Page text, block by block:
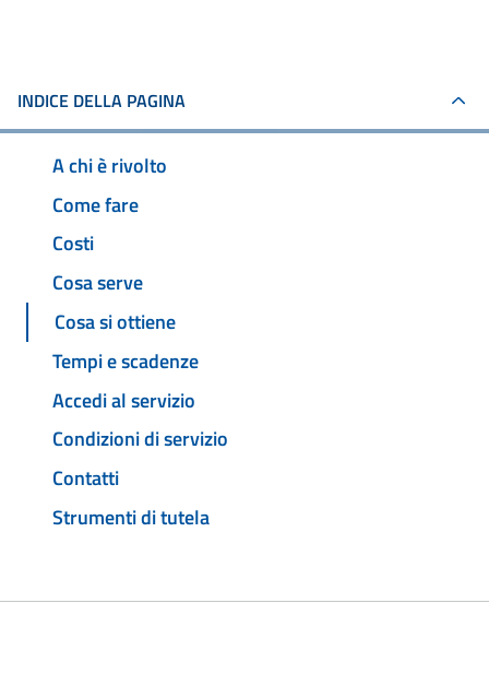
INDICE DELLA PAGINA
A chi è rivolto
Come fare
Costi
Cosa serve
Cosa si ottiene
Tempi e scadenze
Accedi al servizio
Condizioni di servizio
Contatti
Strumenti di tutela